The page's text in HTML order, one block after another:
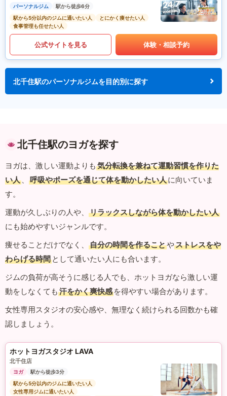
パーソナルジム
駅から徒歩6分
駅から5分以内のジムに通いたい人
とにかく痩せたい人
食事管理も任せたい人
公式サイトを見る 体験・相談予約
北千住駅のパーソナルジムを目的別に探す
北千住駅のヨガを探す
ヨガは、激しい運動よりも 気分転換を兼ねて運動習慣を作りた
い人 、 呼吸やポーズを通じて体を動かしたい人に向いていま
す。
運動が久しぶりの人や、
リラックスしながら体を動かしたい人
にも始めやすいジャンルです。
痩せることだけでなく、
自分の時間を作ることやストレスをや
わらげる時間 として通いたい人にも合います。
ジムの負荷が高そうに感じる人でも、ホットヨガなら激しい運
動をしなくても 汗をかく爽快感 を得やすい場合があります。
女性専用スタジオの安心感や、無理なく続けられる回数かも確
認しましょう。
ホットヨガスタジオ LAVA
北千住店
ヨガ
駅から徒歩3分
駅から5分以内のジムに通いたい人
女性専用ジムに通いたい人